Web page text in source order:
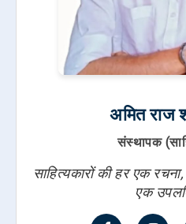
अमित राज
संस्थापक
साहित्यकारों की हर एक
एक